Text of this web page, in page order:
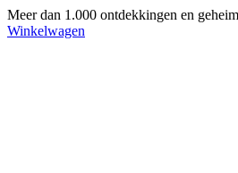
Meer dan 1.000 ontdekkingen en
Winkelwagen